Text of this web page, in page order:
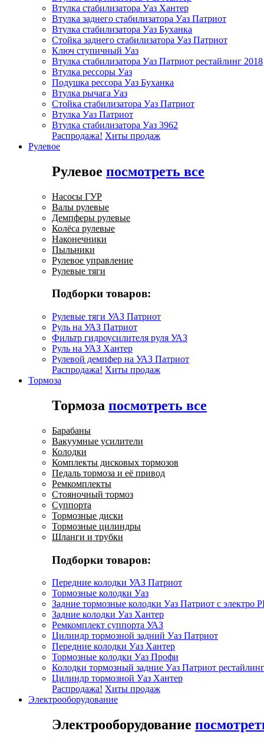
Втулка стабилизатора Уаз Хантер
Втулка заднего стабилизатора Уаз Патриот
Втулка стабилизатора Уаз Буханка
Стойка заднего стабилизатора Уаз Патриот
Ключ ступичный Уаз
Втулка стабилизатора Уаз Патриот рестайлинг 2018
Втулка рессоры Уаз
Подушка рессора Уаз Буханка
Втулка рычага Уаз
Стойка стабилизатора Уаз Патриот
Втулка Уаз Патриот
Втулка стабилизатора Уаз 3962
Распродажа! Хиты продаж
Рулевое
Рулевое посмотреть все
Насосы ГУР
Валы рулевые
Демпферы рулевые
Колёса рулевые
Наконечники
Пыльники
Рулевое управление
Рулевые тяги
Подборки товаров:
Рулевые тяги УАЗ Патриот
Руль на УАЗ Патриот
Фильтр гидроусилителя руля УАЗ
Руль на УАЗ Хантер
Рулевой демпфер на УАЗ Патриот
Распродажа! Хиты продаж
Тормоза
Тормоза посмотреть все
Барабаны
Вакуумные усилители
Колодки
Комплекты дисковых тормозов
Педаль тормоза и её привод
Ремкомплекты
Стояночный тормоз
Суппорта
Тормозные диски
Тормозные цилиндры
Шланги и трубки
Подборки товаров:
Передние колодки УАЗ Патриот
Тормозные колодки Уаз
Задние тормозные колодки Уаз Патриот с электро
Задние колодки Уаз Хантер
Ремкомплект суппорта УАЗ
Цилиндр тормозной задний Уаз Патриот
Передние колодки Уаз Хантер
Тормозные колодки Уаз Профи
Колодки тормозный задние Уаз Патриот
Цилиндр тормозной Уаз Хантер
Распродажа! Хиты продаж
Электрооборудование
Электрооборудование